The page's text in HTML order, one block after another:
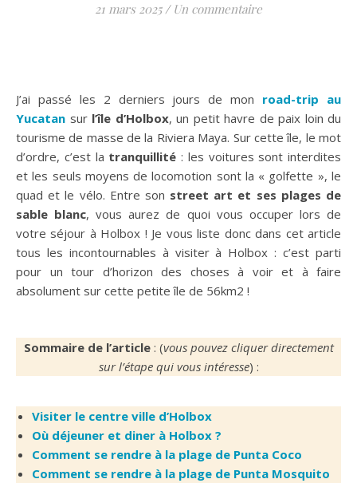
21 mars 2025 / Un commentaire
J’ai passé les 2 derniers jours de mon road-trip au
Yucatan sur l’île d’Holbox, un petit havre de paix loin du
tourisme de masse de la Riviera Maya. Sur cette île, le mot
d’ordre, c’est la tranquillité : les voitures sont interdites
et les seuls moyens de locomotion sont la « golfette », le
quad et le vélo. Entre son street art et ses plages de
sable blanc, vous aurez de quoi vous occuper lors de
votre séjour à Holbox ! Je vous liste donc dans cet article
tous les incontournables à visiter à Holbox : c’est parti
pour un tour d’horizon des choses à voir et à faire
absolument sur cette petite île de 56km2 !
Sommaire de l’article: (vous pouvez cliquer directement
sur l’étape qui vous intéresse) :
Visiter le centre ville d’Holbox
Où déjeuner et diner à Holbox ?
Comment se rendre à la plage de Punta Coco
Comment se rendre à la plage de Punta Mosquito